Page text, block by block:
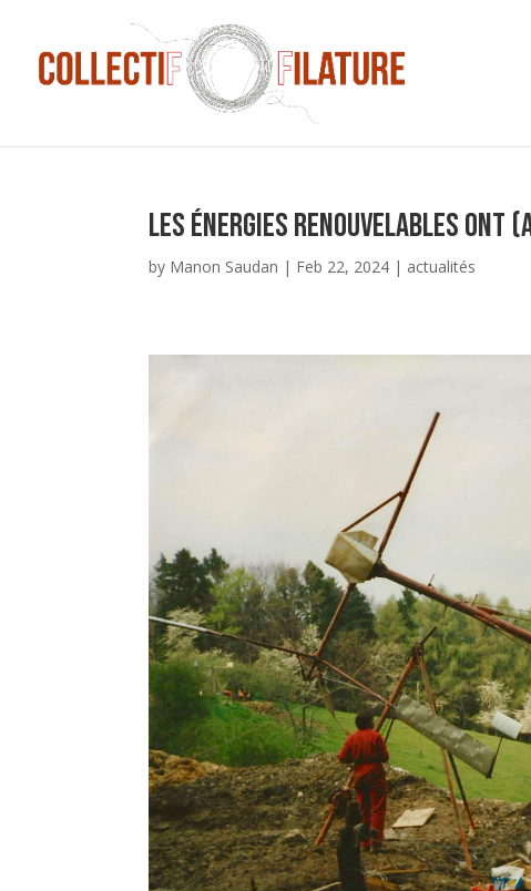
Les énergies renouvelables ont
by Manon Saudan | Feb 22, 2024 | actualités